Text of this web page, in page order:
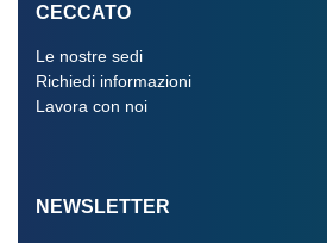
CECCATO
Le nostre sedi
Richiedi informazioni
Lavora con noi
NEWSLETTER